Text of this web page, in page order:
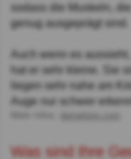
sodass die Muskeln,
genug ausgeprägt sind.
Auch wenn es
hat er sehr kleine. Sie
liegen sehr nahe am
Auge nur schwer
Was sind Ihre